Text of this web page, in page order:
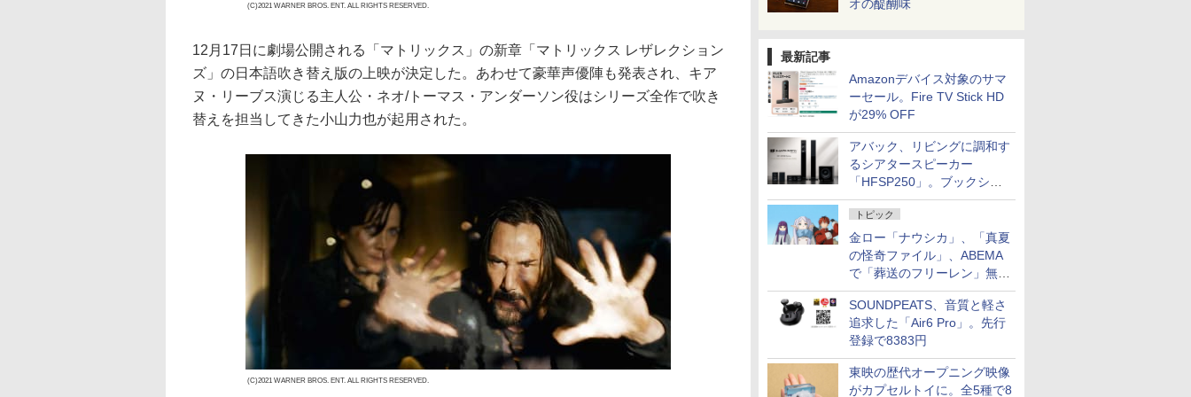
オの醍醐味
最新記事
Amazonデバイス対象のサマ
ーセール。Fire TV Stick HD
が29% OFF
アバック、リビングに調和す
るシアタースピーカー
「HFSP250」。ブックシェ
ルフはペア3万円以下
トピック
金ロー「ナウシカ」、「真夏
の怪奇ファイル」、ABEMA
で「葬送のフリーレン」無料
配信など。夏の特番・配信情
報
SOUNDPEATS、音質と軽さ
追求した「Air6 Pro」。先行
登録で8383円
東映の歴代オープニング映像
がカプセルトイに。全5種で8
(C)2021 WARNER BROS. ENT. ALL RIGHTS RESERVED.
12月17日に劇場公開される「マトリックス」の新章「マトリックス レザレクション
ズ」の日本語吹き替え版の上映が決定した。あわせて豪華声優陣も発表され、キア
ヌ・リーブス演じる主人公・ネオ/トーマス・アンダーソン役はシリーズ全作で吹き
替えを担当してきた小山力也が起用された。
(C)2021 WARNER BROS. ENT. ALL RIGHTS RESERVED.